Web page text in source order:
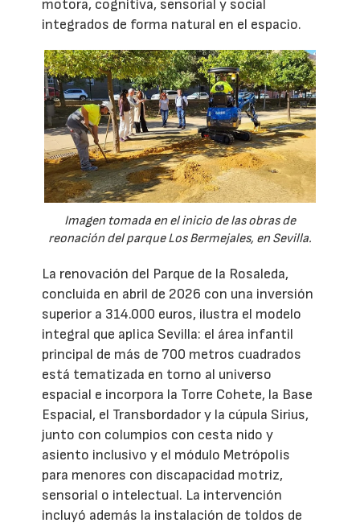
motora, cognitiva, sensorial y social
integrados de forma natural en el espacio.
Imagen tomada en el inicio de las obras de
reonación del parque Los Bermejales, en Sevilla.
La renovación del Parque de la Rosaleda,
concluida en abril de 2026 con una inversión
superior a 314.000 euros, ilustra el modelo
integral que aplica Sevilla: el área infantil
principal de más de 700 metros cuadrados
está tematizada en torno al universo
espacial e incorpora la Torre Cohete, la Base
Espacial, el Transbordador y la cúpula Sirius,
junto con columpios con cesta nido y
asiento inclusivo y el módulo Metrópolis
para menores con discapacidad motriz,
sensorial o intelectual. La intervención
incluyó además la instalación de toldos de